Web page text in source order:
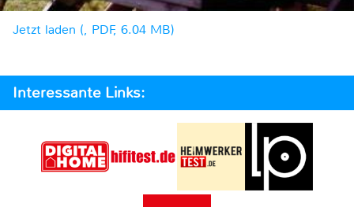
Jetzt laden (, PDF, 6.04 MB)
Interessante Links: